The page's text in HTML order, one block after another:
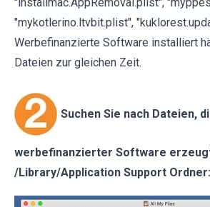
"installmac.AppRemoval.plist",
"mykotlerino.ltvbit.plist",
Werbefinanzierte Software installiert
Dateien zur gleichen Zeit.
Suchen Sie nach Dateien,
werbefinanzierter Software
/Library/Application Support Ordner: